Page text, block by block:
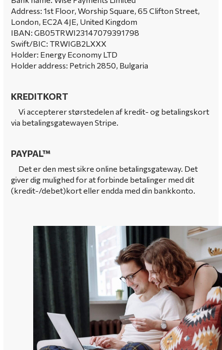
Address: 1st Floor, Worship Square, 65 Clifton Street,
London, EC2A 4JE, United Kingdom
ΙΒΑΝ: GB05TRWI23147079391798
Swift/BIC: TRWIGB2LXXX
Holder: Energy Economy LTD
Holder address: Petrich 2850, Bulgaria
KREDITKORT
Vi accepterer størstedelen af ​​kredit- og betalingskort
via betalingsgatewayen Stripe.
PAYPAL™
Det er den mest sikre online betalingsgateway. Det
giver dig mulighed for at forbinde betalinger med dit
(kredit-/debet)kort eller endda med din bankkonto.